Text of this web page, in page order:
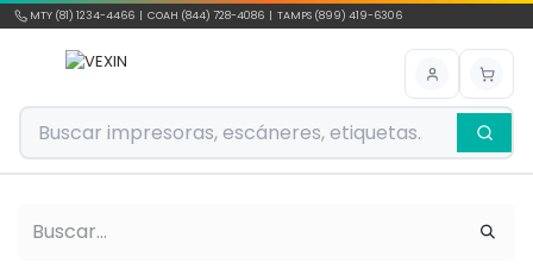
Ir al contenido
MTY (81) 1234-4466 | COAH (844) 728-4086 | TAMPS (899) 419-6306